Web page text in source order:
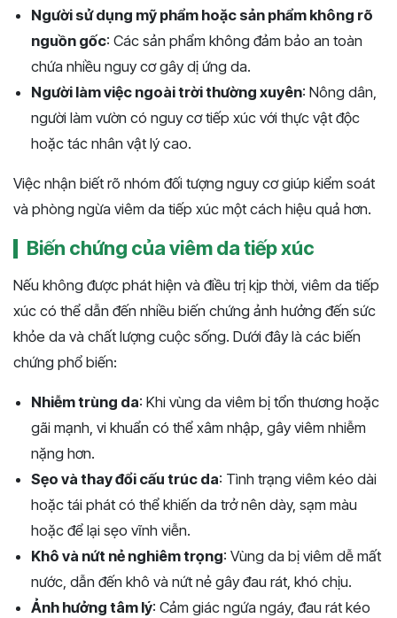
Người sử dụng mỹ phẩm hoặc sản phẩm không rõ
nguồn gốc: Các sản phẩm không đảm bảo an toàn
chứa nhiều nguy cơ gây dị ứng da.
Người làm việc ngoài trời thường xuyên: Nông dân,
người làm vườn có nguy cơ tiếp xúc với thực vật độc
hoặc tác nhân vật lý cao.
Việc nhận biết rõ nhóm đối tượng nguy cơ giúp kiểm soát
và phòng ngừa viêm da tiếp xúc một cách hiệu quả hơn.
Biến chứng của viêm da tiếp xúc
Nếu không được phát hiện và điều trị kịp thời, viêm da tiếp
xúc có thể dẫn đến nhiều biến chứng ảnh hưởng đến sức
khỏe da và chất lượng cuộc sống. Dưới đây là các biến
chứng phổ biến:
Nhiễm trùng da: Khi vùng da viêm bị tổn thương hoặc
gãi mạnh, vi khuẩn có thể xâm nhập, gây viêm nhiễm
nặng hơn.
Sẹo và thay đổi cấu trúc da: Tình trạng viêm kéo dài
hoặc tái phát có thể khiến da trở nên dày, sạm màu
hoặc để lại sẹo vĩnh viễn.
Khô và nứt nẻ nghiêm trọng: Vùng da bị viêm dễ mất
nước, dẫn đến khô và nứt nẻ gây đau rát, khó chịu.
Ảnh hưởng tâm lý: Cảm giác ngứa ngáy, đau rát kéo